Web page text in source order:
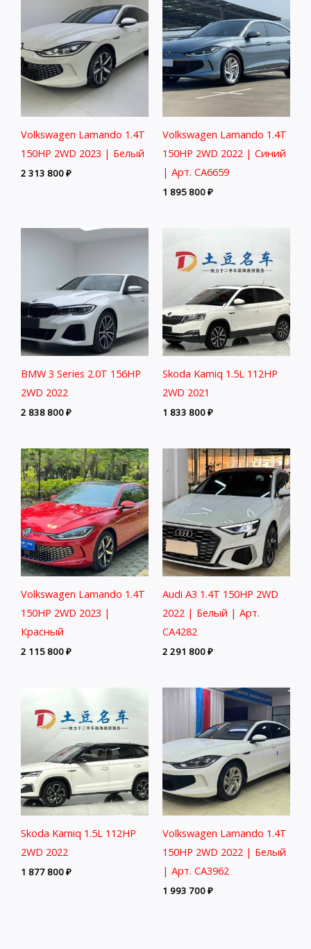
Volkswagen Lamando 1.4T
150HP 2WD 2023 | Белый
2 313 800₽
Volkswagen Lamando 1.4T
150HP 2WD 2022 | Синий
| Арт. CA6659
1 895 800₽
BMW 3 Series 2.0T 156HP
2WD 2022
2 838 800₽
Skoda Kamiq 1.5L 112HP
2WD 2021
1 833 800₽
Volkswagen Lamando 1.4T
150HP 2WD 2023 |
Красный
2 115 800₽
Audi A3 1.4T 150HP 2WD
2022 | Белый | Арт.
CA4282
2 291 800₽
Skoda Kamiq 1.5L 112HP
2WD 2022
1 877 800₽
Volkswagen Lamando 1.4T
150HP 2WD 2022 | Белый
| Арт. CA3962
1 993 700₽